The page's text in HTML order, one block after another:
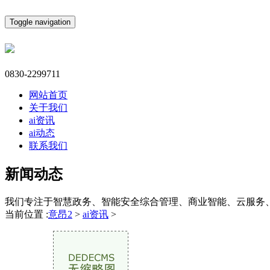
Toggle navigation
0830-2299711
网站首页
关于我们
ai资讯
ai动态
联系我们
新闻动态
我们专注于智慧政务、智能安全综合管理、商业智能、云服务
当前位置 :意昂2 > ai资讯 >